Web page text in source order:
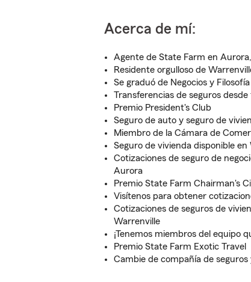
Acerca de mí:
Agente de State Farm en
Residente orgulloso de
Se graduó de Negocios y
Transferencias de seguros
Premio President's Club
Seguro de auto y seguro de
Miembro de la Cámara de
Seguro de vivienda disponible
Cotizaciones de seguro de
Aurora
Premio State Farm Chairman's
Visítenos para obtener
Cotizaciones de seguros de
Warrenville
¡Tenemos miembros del equipo
Premio State Farm Exotic Travel
Cambie de compañía de